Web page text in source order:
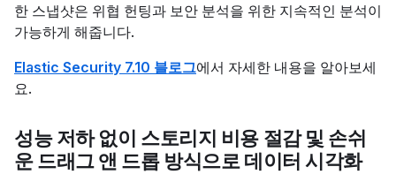
한 스냅샷은 위협 헌팅과 보안 분석을 위한 지속적인 분석이
가능하게 해줍니다.
Elastic Security 7.10 블로그에서 자세한 내용을 알아보세
요.
성능 저하 없이 스토리지 비용 절감 및 손쉬
운 드래그 앤 드롭 방식으로 데이터 시각화